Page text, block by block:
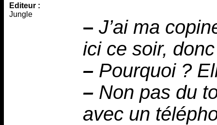
Editeur :
Jungle
– J’ai ma
ici ce soir,
– Pourquoi ?
– Non pas du
avec un